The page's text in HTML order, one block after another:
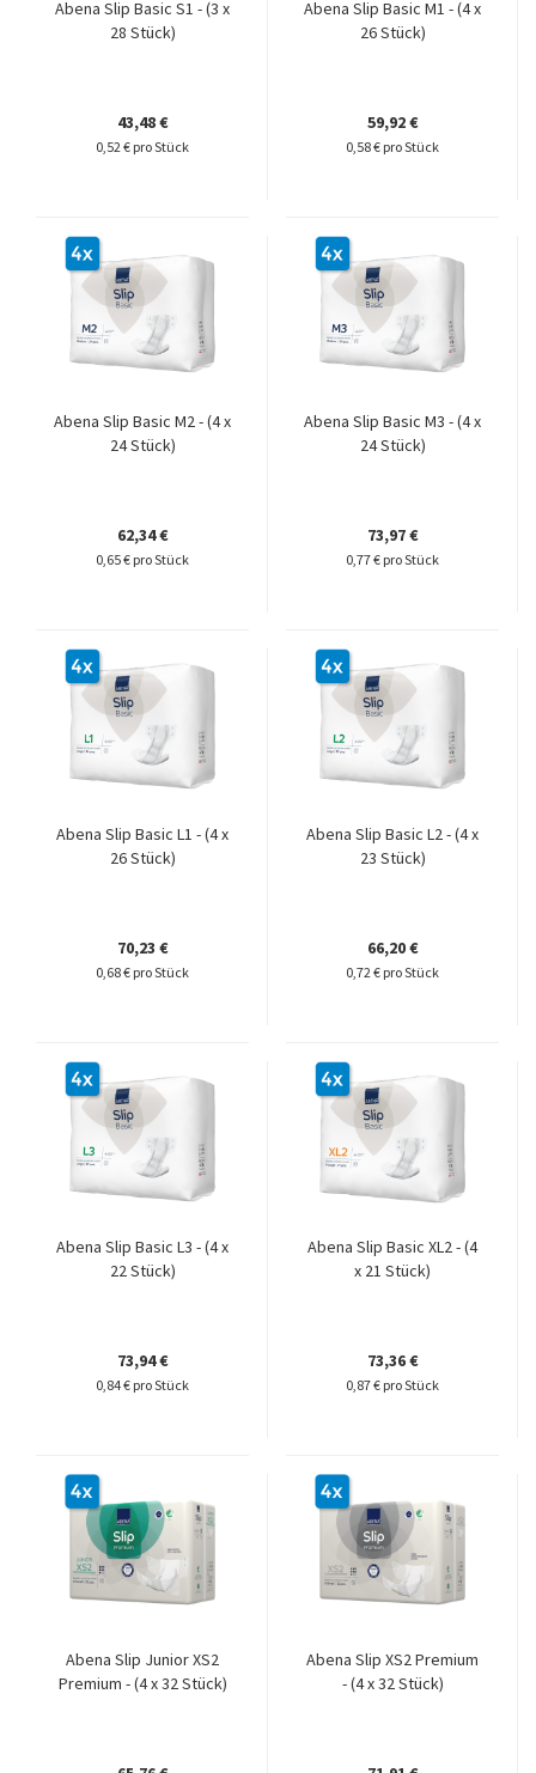
Abena Slip Basic S1 - (3 x
28 Stück)
43,48 €
0,52 € pro Stück
Abena Slip Basic M1 - (4 x
26 Stück)
59,92 €
0,58 € pro Stück
Abena Slip Basic M2 - (4 x
24 Stück)
62,34 €
0,65 € pro Stück
Abena Slip Basic M3 - (4 x
24 Stück)
73,97 €
0,77 € pro Stück
Abena Slip Basic L1 - (4 x
26 Stück)
70,23 €
0,68 € pro Stück
Abena Slip Basic L2 - (4 x
23 Stück)
66,20 €
0,72 € pro Stück
Abena Slip Basic L3 - (4 x
22 Stück)
73,94 €
0,84 € pro Stück
Abena Slip Basic XL2 - (4
x 21 Stück)
73,36 €
0,87 € pro Stück
Abena Slip Junior XS2
Premium - (4 x 32 Stück)
Abena Slip XS2 Premium
- (4 x 32 Stück)